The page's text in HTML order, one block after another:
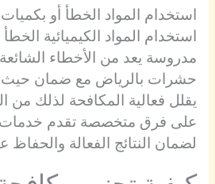
استخدام المواد الخطأ أو
استخدام المواد الكيميائية
مدروسة يعد من الأخطاء
حشرات بالرياض مع ضمان حيث
يقلل فعالية المكافحة لذلك من
على فرق متخصصة تقدم خدمات
لضمان النتائج الفعالة والحفاظ